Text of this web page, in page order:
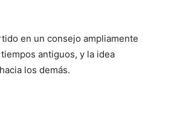
en un consejo ampliamente
antiguos, y la idea
los demás.